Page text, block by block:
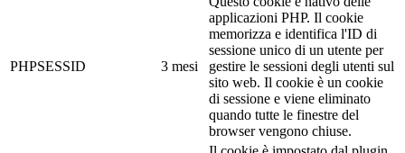
PHPSESSID 3 mesi
applicazioni PHP. Il cookie
memorizza e identifica l'ID di
sessione unico di un utente per
gestire le sessioni degli utenti sul
sito web. Il cookie è un cookie
di sessione e viene eliminato
quando tutte le finestre del
browser vengono chiuse.